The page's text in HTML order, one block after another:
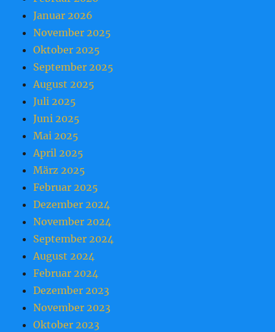
Januar 2026
November 2025
Oktober 2025
September 2025
August 2025
Juli 2025
Juni 2025
Mai 2025
April 2025
März 2025
Februar 2025
Dezember 2024
November 2024
September 2024
August 2024
Februar 2024
Dezember 2023
November 2023
Oktober 2023